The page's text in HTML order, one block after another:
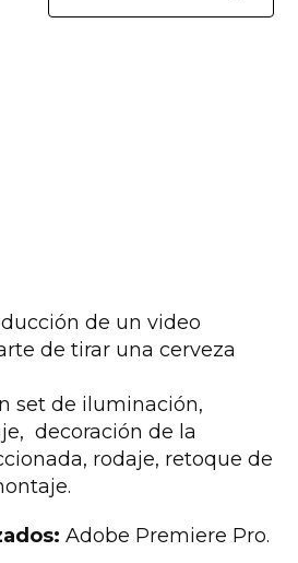
de un video
de tirar una cerveza
set de iluminación,
decoración de la
rodaje, retoque de
Adobe Premiere Pro.